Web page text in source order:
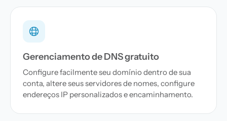
Gerenciamento de DNS gratuito
Configure facilmente seu domínio dentro de sua
conta, altere seus servidores de nomes, configure
endereços IP personalizados e encaminhamento.